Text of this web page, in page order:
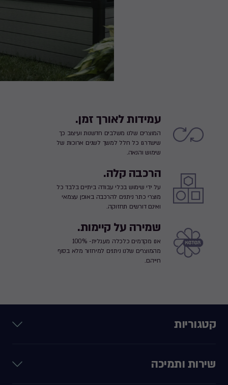
עמידות לאורך זמן.
המוצרים שלנו משלבים חדשנות ועיצוב כך
שישדרגו כל חלל למשך לשנים ארוכות של
שימוש והנאה.
הרכבה קלה.
על ידי שימוש בכלי עבודה ביתיים בלבד כל
מוצרי כתר ניתנים להרכבה באופן עצמאי
ואינם דורשים תחזוקה.
שמירה על קיימות.
אנו מקדמים כלכלה מעגלית- 100%
מהמוצרים שלנו ניתנים למיחזור מלא בסוף
חייהם.
קטגוריות
שירות ותמיכה